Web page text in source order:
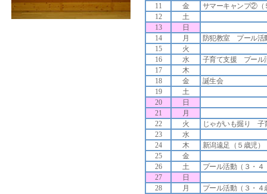
11
金
サマーキャンプ②（
12
土
13
日
14
月
防犯教室 プール活
15
火
16
水
子育て支援 プール
17
木
18
金
誕生会
19
土
20
日
21
月
22
火
じゃがいも掘り 子
23
水
24
木
新潟遠足（５歳児）
25
金
26
土
プール活動（３・４
27
日
28
月
プール活動（３・４